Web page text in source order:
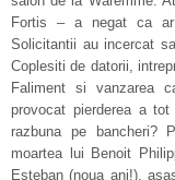
Fortis – a negat ca
Solicitantii au incercat
Coplesiti de datorii,
Faliment si vanzarea
provocat pierderea a
razbuna pe bancheri?
moartea lui Benoit
Esteban (noua ani!),